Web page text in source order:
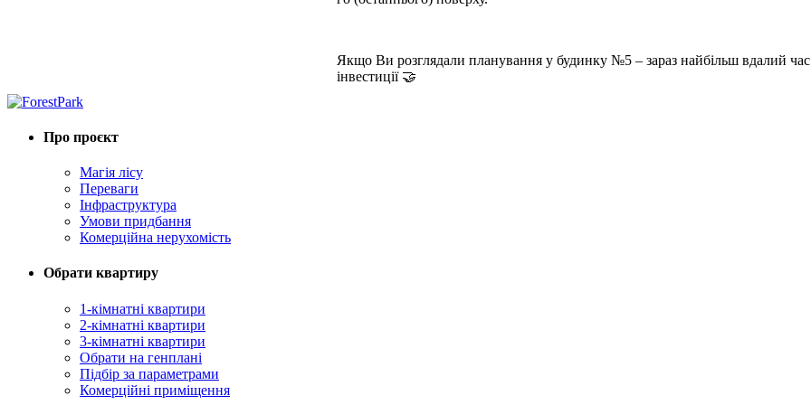
Якщо Ви розглядали планування у будинку №5 – зараз найбільш вдалий
інвестиції 🤝
Про проєкт
Магія лісу
Переваги
Інфраструктура
Умови придбання
Комерційна нерухомість
Обрати квартиру
1-кімнатні квартири
2-кімнатні квартири
3-кімнатні квартири
Обрати на генплані
Підбір за параметрами
Комерційні приміщення